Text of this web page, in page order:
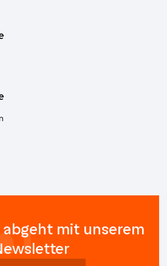
abgeht mit unserem